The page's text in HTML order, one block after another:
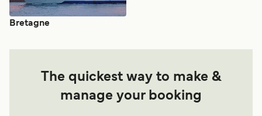
Bretagne
The quickest way to make &
manage your booking